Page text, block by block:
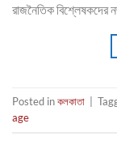
রাজনৈতিক বিশ্লেষকদের
Posted inকলকাতা
age